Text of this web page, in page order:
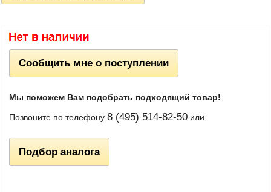
Сообщить мне о поступлении
Мы поможем Вам подобрать подходящий товар!
Позвоните по телефону 8 (495) 514-82-50 или
Подбор аналога